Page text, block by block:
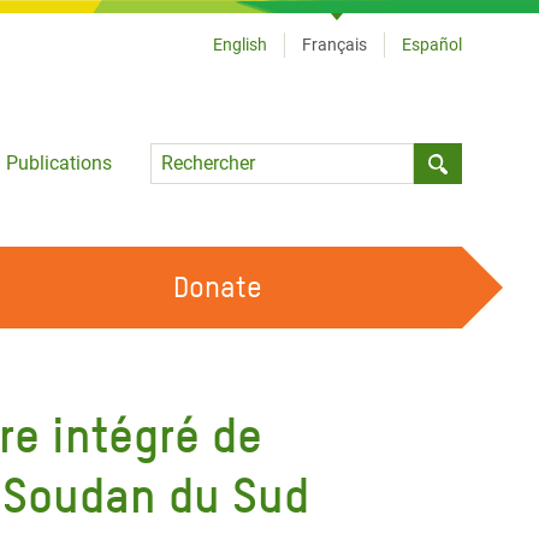
Publications
Language
English Français Español
DEVENIR BÉNÉVOLE
Donate
intégré de
du Sud